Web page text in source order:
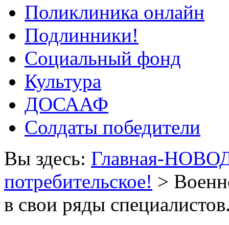
Поликлиника онлайн
Подлинники!
Социальный фонд
Культура
ДОСААФ
Солдаты победители
Вы здесь: Главная-
потребительское! >
в свои ряды